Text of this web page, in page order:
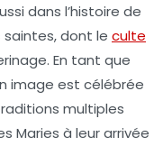
dans l’histoire de
dont le culte
En tant que
image est célébrée
multiples
Maries à leur arrivée